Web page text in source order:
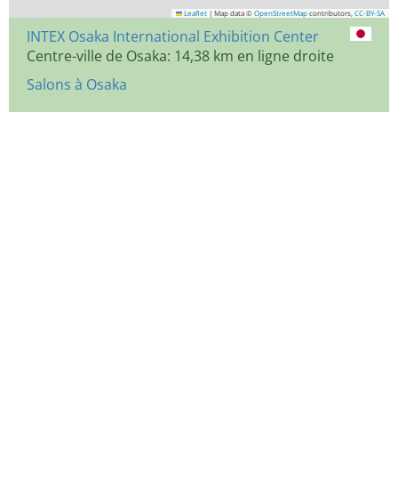
Leaflet | Map data © OpenStreetMap contributors, CC-BY-SA
INTEX Osaka International Exhibition Center
Centre-ville de Osaka: 14,38 km en ligne droite
Salons à Osaka